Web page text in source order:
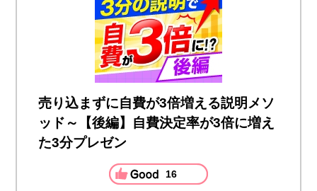
売り込まずに自費が3倍増える説明メソ
ッド～【後編】自費決定率が3倍に増え
た3分プレゼン
16